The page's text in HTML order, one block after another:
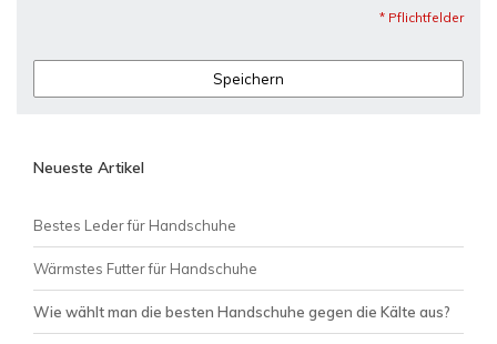
* Pflichtfelder
Speichern
Neueste Artikel
Bestes Leder für Handschuhe
Wärmstes Futter für Handschuhe
Wie wählt man die besten Handschuhe gegen die Kälte aus?